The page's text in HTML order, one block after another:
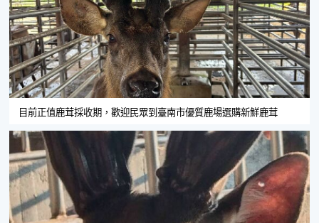
目前正值鹿茸採收期，歡迎民眾到臺南市優質鹿場選購新鮮鹿茸